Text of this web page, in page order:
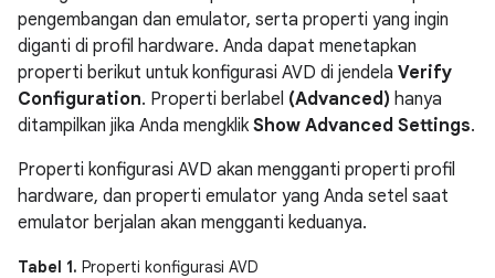
pengembangan dan emulator, serta properti yang ingin
diganti di profil hardware. Anda dapat menetapkan
properti berikut untuk konfigurasi AVD di jendela Verify
Configuration. Properti berlabel (Advanced) hanya
ditampilkan jika Anda mengklik Show Advanced Settings.
Properti konfigurasi AVD akan mengganti properti profil
hardware, dan properti emulator yang Anda setel saat
emulator berjalan akan mengganti keduanya.
Tabel 1. Properti konfigurasi AVD